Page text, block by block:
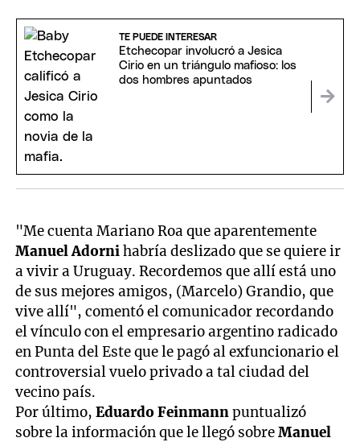
TE PUEDE INTERESAR
Etchecopar involucró a Jesica
Cirio en un triángulo mafioso: los
dos hombres apuntados
"Me cuenta Mariano Roa que aparentemente
Manuel Adornihabría deslizado que se quiere ir
a vivir a Uruguay. Recordemos que allí está uno
de sus mejores amigos, (Marcelo) Grandio, que
vive allí", comentó el comunicador recordando
el vínculo con el empresario argentino radicado
en Punta del Este que le pagó al exfuncionario el
controversial vuelo privado a tal ciudad del
vecino país.
Por último,Eduardo Feinmannpuntualizó
sobre la información que le llegó sobreManuel